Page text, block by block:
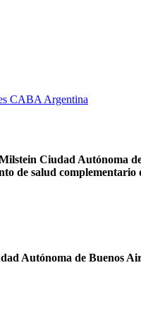
Ciudad Autónoma
de salud complementario
Autónoma de Buenos